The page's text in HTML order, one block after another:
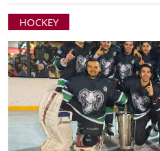
HOCKEY